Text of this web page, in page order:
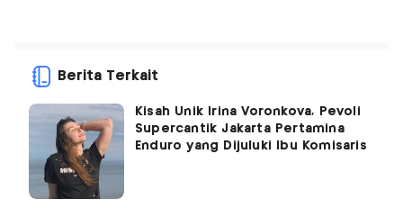
Berita Terkait
Kisah Unik Irina Voronkova, Pevoli
Supercantik Jakarta Pertamina
Enduro yang Dijuluki Ibu Komisaris